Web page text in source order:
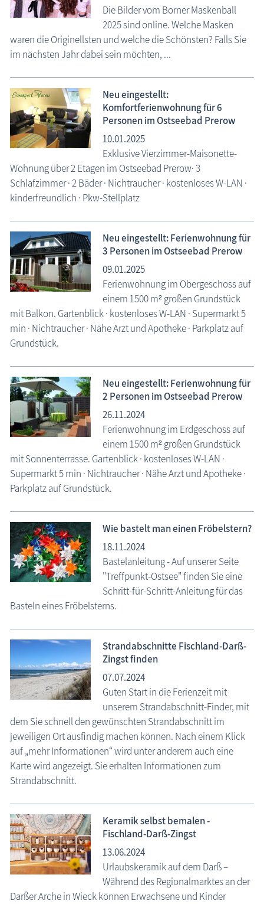
Die Bilder vom Borner Maskenball
2025 sind online. Welche Masken
waren die Originellsten und welche die Schönsten? Falls Sie
im nächsten Jahr dabei sein möchten, ...
Neu eingestellt:
Komfortferienwohnung für 6
Personen im Ostseebad Prerow
10.01.2025
Exklusive Vierzimmer-Maisonette-
Wohnung über 2 Etagen im Ostseebad Prerow· 3
Schlafzimmer · 2 Bäder · Nichtraucher · kostenloses W-LAN ·
kinderfreundlich · Pkw-Stellplatz
Neu eingestellt: Ferienwohnung für
3 Personen im Ostseebad Prerow
09.01.2025
Ferienwohnung im Obergeschoss auf
einem 1500 m² großen Grundstück
mit Balkon. Gartenblick · kostenloses W-LAN · Supermarkt 5
min · Nichtraucher · Nähe Arzt und Apotheke · Parkplatz auf
Grundstück.
Neu eingestellt: Ferienwohnung für
2 Personen im Ostseebad Prerow
26.11.2024
Ferienwohnung im Erdgeschoss auf
einem 1500 m² großen Grundstück
mit Sonnenterrasse. Gartenblick · kostenloses W-LAN ·
Supermarkt 5 min · Nichtraucher · Nähe Arzt und Apotheke ·
Parkplatz auf Grundstück.
Wie bastelt man einen Fröbelstern?
18.11.2024
Bastelanleitung - Auf unserer Seite
"Treffpunkt-Ostsee" finden Sie eine
Schritt-für-Schritt-Anleitung für das
Basteln eines Fröbelsterns.
Strandabschnitte Fischland-Darß-
Zingst finden
07.07.2024
Guten Start in die Ferienzeit mit
unserem Strandabschnitt-Finder, mit
dem Sie schnell den gewünschten Strandabschnitt im
jeweiligen Ort ausfindig machen können. Nach einem Klick
auf „mehr Informationen“ wird unter anderem auch eine
Karte wird angezeigt. Sie erhalten Informationen zum
Strandabschnitt.
Keramik selbst bemalen -
Fischland-Darß-Zingst
13.06.2024
Urlaubskeramik auf dem Darß –
Während des Regional­marktes an der
Darßer Arche in Wieck können Erwachsene und Kinder